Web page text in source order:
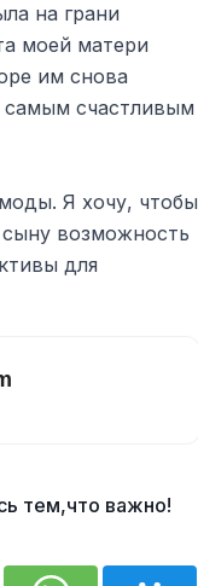
на грани
моей матери
им снова
самым счастливым
Я хочу, чтобы
возможность
для